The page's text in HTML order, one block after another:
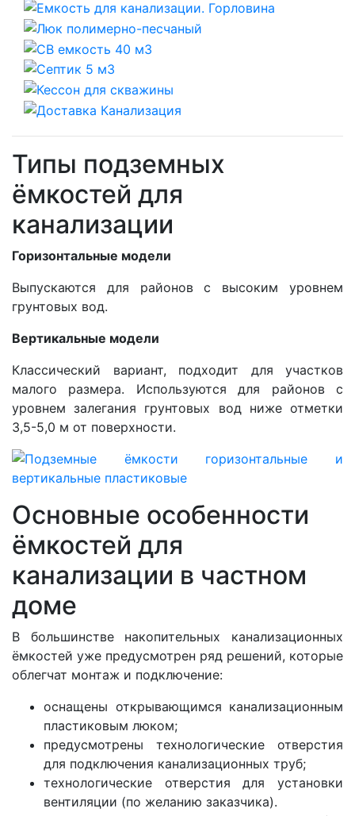
Типы подземных
ёмкостей для
канализации
Горизонтальные модели
Выпускаются для районов с высоким уровнем
грунтовых вод.
Вертикальные модели
Классический вариант, подходит для участков
малого размера. Используются для районов с
уровнем залегания грунтовых вод ниже отметки
3,5-5,0 м от поверхности.
Основные особенности
ёмкостей для
канализации в частном
доме
В большинстве накопительных канализационных
ёмкостей уже предусмотрен ряд решений, которые
облегчат монтаж и подключение:
оснащены открывающимся канализационным
пластиковым люком;
предусмотрены технологические отверстия
для подключения канализационных труб;
технологические отверстия для установки
вентиляции (по желанию заказчика).